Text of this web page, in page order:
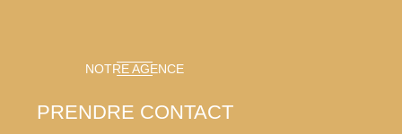
NOTRE AGENCE
PRENDRE CONTACT